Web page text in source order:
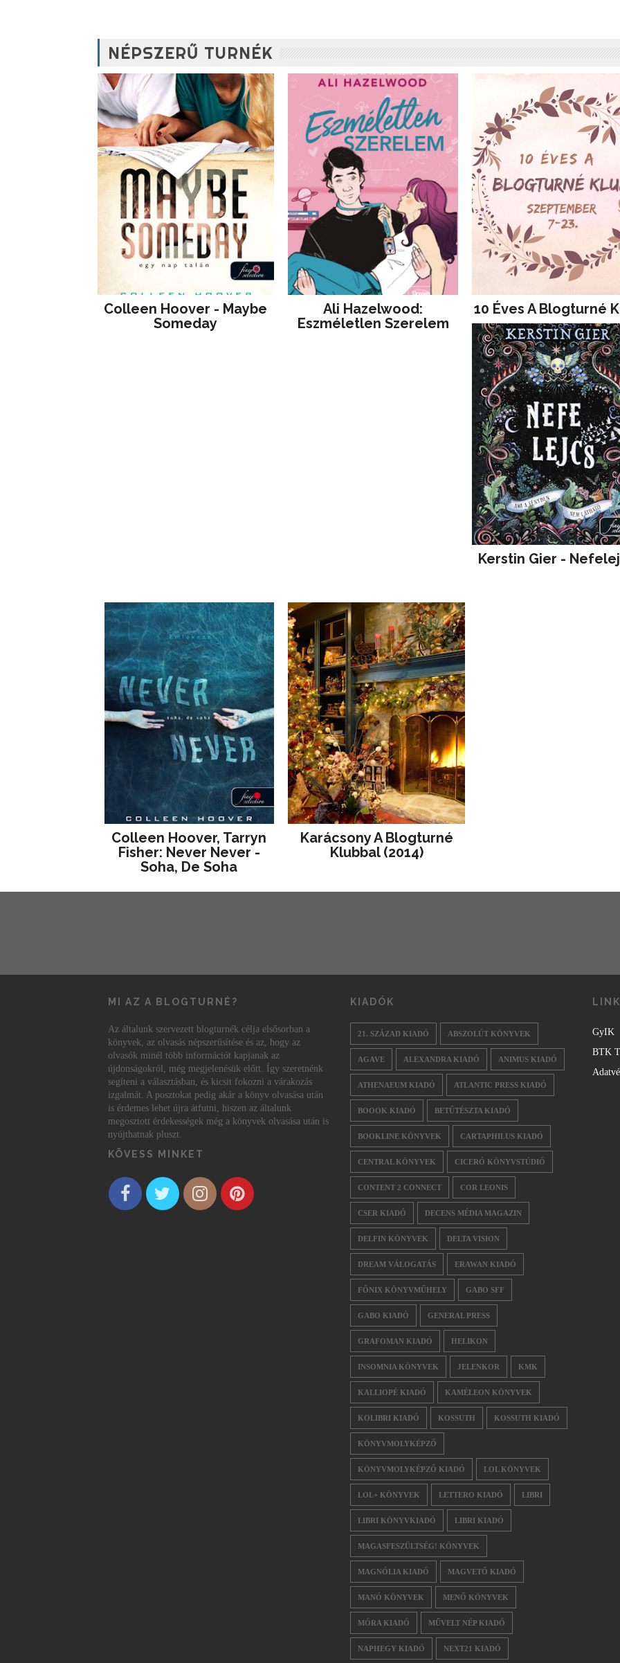
NÉPSZERŰ TURNÉK
Colleen Hoover - Maybe
Someday
Ali Hazelwood:
Eszméletlen Szerelem
10 Éves A Blogturné
Kerstin Gier -
Colleen Hoover, Tarryn
Fisher: Never Never -
Soha, De Soha
Karácsony A Blogturné
Klubbal (2014)
MI AZ A BLOGTURNÉ?
Az általunk szervezett blogturnék célja elsősorban a
könyvek, az olvasás népszerűsítése és az, hogy az
olvasók minél több információt kapjanak az
újdonságokról, még megjelenésük előtt. Így szeretnénk
segíteni a választásban, és kicsit fokozni a várakozás
izgalmát. A posztokat pedig akár a könyv olvasása után
is érdemes lehet újra átfutni, hiszen az általunk
megosztott érdekességek még a könyvek olvasása után is
nyújthatnak pluszt.
KÖVESS MINKET
KIADÓK
21. SZÁZAD KIADÓ ABSZOLÚT KÖNYVEK
AGAVE ALEXANDRA KIADÓ ANIMUS KIADÓ
ATHENAEUM KIADÓ ATLANTIC PRESS KIADÓ
BOOOK KIADÓ BETŰTÉSZTA KIADÓ
BOOKLINE KÖNYVEK CARTAPHILUS KIADÓ
CENTRAL KÖNYVEK CICERÓ KÖNYVSTÚDIÓ
CONTENT 2 CONNECT COR LEONIS
CSER KIADÓ DECENS MÉDIA MAGAZIN
DELFIN KÖNYVEK DELTA VISION
DREAM VÁLOGATÁS ERAWAN KIADÓ
FŐNIX KÖNYVMŰHELY GABO SFF
GABO KIADÓ GENERAL PRESS
GRAFOMAN KIADÓ HELIKON
INSOMNIA KÖNYVEK JELENKOR KMK
KALLIOPÉ KIADÓ KAMÉLEON KÖNYVEK
KOLIBRI KIADÓ KOSSUTH KOSSUTH KIADÓ
KÖNYVMOLYKÉPZŐ
KÖNYVMOLYKÉPZŐ KIADÓ LOL KÖNYVEK
LOL+ KÖNYVEK LETTERO KIADÓ LIBRI
LIBRI KÖNYVKIADÓ LIBRI KIADÓ
MAGASFESZÜLTSÉG! KÖNYVEK
MAGNÓLIA KIADÓ MAGVETŐ KIADÓ
MANÓ KÖNYVEK MENŐ KÖNYVEK
MÓRA KIADÓ MŰVELT NÉP KIADÓ
NAPHEGY KIADÓ NEXT21 KIADÓ
GyIK
BTK